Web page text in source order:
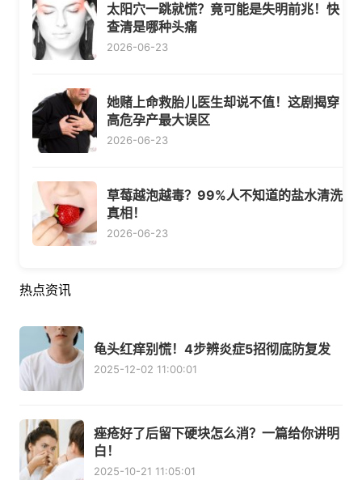
太阳穴一跳就慌？竟可能是失明前兆！快
查清是哪种头痛
2026-06-23
她赌上命救胎儿医生却说不值！这剧揭穿
高危孕产最大误区
2026-06-23
草莓越泡越毒？99%人不知道的盐水清洗
真相！
2026-06-23
热点资讯
龟头红痒别慌！4步辨炎症5招彻底防复发
2025-12-02 11:00:01
痤疮好了后留下硬块怎么消？一篇给你讲明
白！
2025-10-21 11:05:01